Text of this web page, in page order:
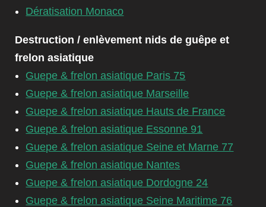
Dératisation Monaco
Destruction / enlèvement nids de guêpe et
frelon asiatique
Guepe & frelon asiatique Paris 75
Guepe & frelon asiatique Marseille
Guepe & frelon asiatique Hauts de France
Guepe & frelon asiatique Essonne 91
Guepe & frelon asiatique Seine et Marne 77
Guepe & frelon asiatique Nantes
Guepe & frelon asiatique Dordogne 24
Guepe & frelon asiatique Seine Maritime 76